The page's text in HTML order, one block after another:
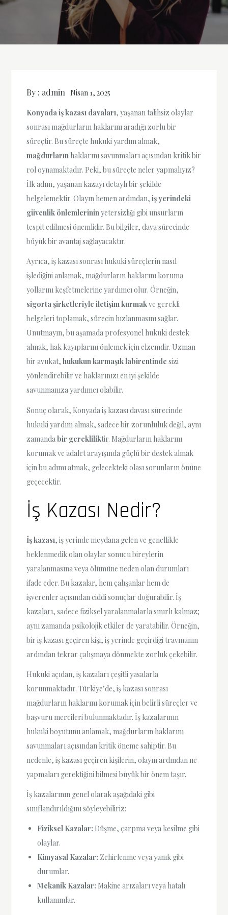
By : admin Nisan 1, 2025
Konyada iş kazası davaları, yaşanan talihsiz olaylar
sonrası mağdurların haklarını aradığı zorlu bir
süreçtir. Bu süreçte hukuki yardım almak,
mağdurların haklarını savunmaları açısından kritik bir
rol oynamaktadır. Peki, bu süreçte neler yapmalıyız?
İlk adım, yaşanan kazayı detaylı bir şekilde
belgelemektir. Olayın hemen ardından,iş yerindeki
güvenlik önlemlerininyetersizliği gibi unsurların
tespit edilmesi önemlidir. Bu bilgiler, dava sürecinde
büyük bir avantaj sağlayacaktır.
Ayrıca, iş kazası sonrası hukuki süreçlerin nasıl
işlediğini anlamak, mağdurların haklarını koruma
yollarını keşfetmelerine yardımcı olur. Örneğin,
sigorta şirketleriyle iletişim kurmakve gerekli
belgeleri toplamak, sürecin hızlanmasını sağlar.
Unutmayın, bu aşamada profesyonel hukuki destek
almak, hak kayıplarını önlemek için elzemdir. Uzman
bir avukat,hukukun karmaşık labirentinde sizi
yönlendirebilir ve haklarınızı en iyi şekilde
savunmanıza yardımcı olabilir.
Sonuç olarak, Konyada iş kazası davası sürecinde
hukuki yardım almak, sadece bir zorunluluk değil, aynı
zamandabir gerekliliktir. Mağdurların haklarını
korumak ve adalet arayışında güçlü bir destek almak
için bu adımı atmak, gelecekteki olası sorunların önüne
geçecektir.
İş Kazası Nedir?
İş kazası, iş yerinde meydana gelen ve genellikle
beklenmedik olan olaylar sonucu bireylerin
yaralanmasına veya ölümüne neden olan durumları
ifade eder. Bu kazalar, hem çalışanlar hem de
işverenler açısından ciddi sonuçlar doğurabilir. İş
kazaları, sadece fiziksel yaralanmalarla sınırlı kalmaz;
aynı zamanda psikolojik etkiler de yaratabilir. Örneğin,
bir iş kazası geçiren kişi, iş yerinde geçirdiği travmanın
ardından tekrar çalışmaya dönmekte zorluk çekebilir.
Hukuki açıdan, iş kazaları çeşitli yasalarla
korunmaktadır. Türkiye’de, iş kazası sonrası
mağdurların haklarını korumak için belirli süreçler ve
başvuru mercileri bulunmaktadır. İş kazalarının
hukuki boyutunu anlamak, mağdurların haklarını
savunmaları açısından kritik öneme sahiptir. Bu
nedenle, iş kazası geçiren kişilerin, olayın ardından ne
yapmaları gerektiğini bilmesi büyük bir önem taşır.
İş kazalarının genel olarak aşağıdaki gibi
sınıflandırıldığını söyleyebiliriz:
Fiziksel Kazalar: Düşme, çarpma veya kesilme gibi
olaylar.
Kimyasal Kazalar: Zehirlenme veya yanık gibi
durumlar.
Mekanik Kazalar: Makine arızaları veya hatalı
kullanımlar.